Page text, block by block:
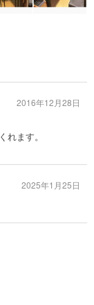
ます。
2016年12月28日
2025年1月25日